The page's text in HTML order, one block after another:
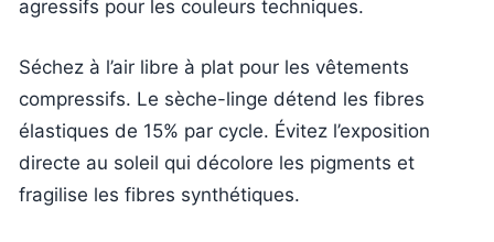
agressifs pour les couleurs techniques.
Séchez à l’air libre à plat pour les vêtements
compressifs. Le sèche-linge détend les fibres
élastiques de 15% par cycle. Évitez l’exposition
directe au soleil qui décolore les pigments et
fragilise les fibres synthétiques.